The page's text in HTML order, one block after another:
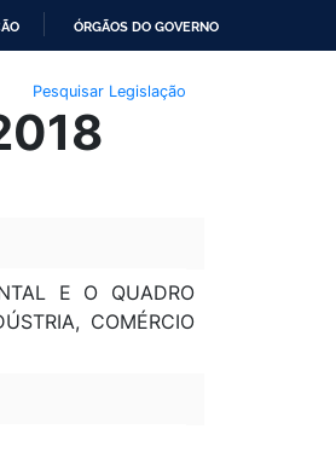
ÓRGÃOS DO GOVERNO
Pesquisar Legislação
E O QUADRO
COMÉRCIO